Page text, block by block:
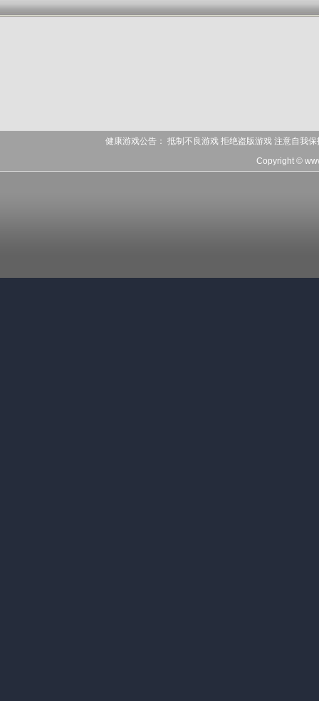
健康游戏公告： 抵制不良游戏 拒绝盗版游戏 注意自我
Copyright ©